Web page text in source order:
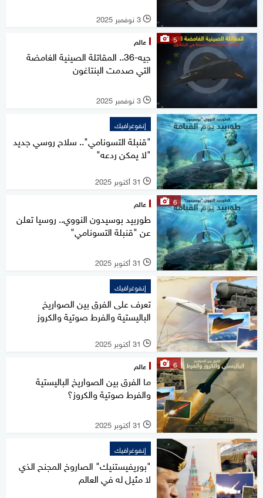
l 3 نوفمبر 2025
5 عالم
جيه-36.. المقاتلة الصينية الغامضة
التي صدمت البنتاغون
l 3 نوفمبر 2025
إنفوغرافيك
"قنبلة التسونامي".. سلاح روسي جديد
"لا يمكن ردعه"
l 31 أكتوبر 2025
6 عالم
طوربيد بوسيدون النووي.. روسيا تعلن
عن "قنبلة التسونامي"
l 31 أكتوبر 2025
إنفوغرافيك
تعرف على الفرق بين الصواريخ
الباليستية والفرط صوتية والكروز
l 31 أكتوبر 2025
6 عالم
ما الفرق بين الصواريخ الباليستية
والفرط صوتية والكروز؟
l 31 أكتوبر 2025
إنفوغرافيك
"بوريفيستنيك" الصاروخ المجنح الذي
لا مثيل له في العالم